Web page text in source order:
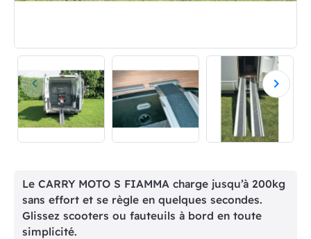
Précédent
keyboard_arrow_left keyboard_arrow_right
Le CARRY MOTO S FIAMMA charge jusqu’à 200kg
sans effort et se règle en quelques secondes.
Glissez scooters ou fauteuils à bord en toute
simplicité.